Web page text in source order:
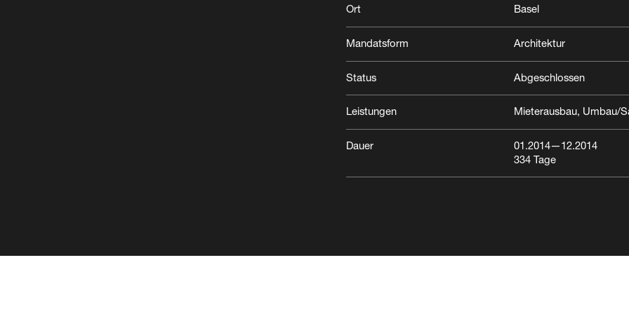
Ort Basel
Mandatsform Architektur
Status Abgeschlossen
Leistungen Mieterausbau Umbau/
Dauer 01.2014—12.2014
334Tage